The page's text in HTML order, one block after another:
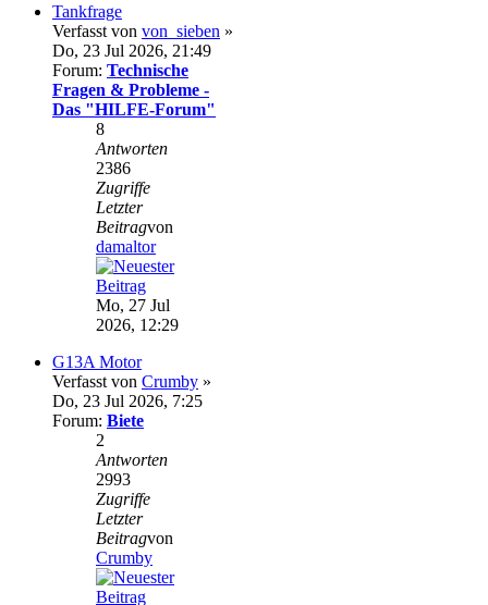
Tankfrage
Verfasst von von_sieben »
Do, 23 Jul 2026, 21:49
Forum: Technische
Fragen & Probleme -
Das "HILFE-Forum"
8
Antworten
2386
Zugriffe
Letzter
Beitragvon
damaltor
Mo, 27 Jul
2026, 12:29
G13A Motor
Verfasst von Crumby »
Do, 23 Jul 2026, 7:25
Forum: Biete
2
Antworten
2993
Zugriffe
Letzter
Beitragvon
Crumby